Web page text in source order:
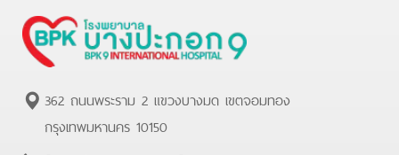
362 ถนนพระราม 2 แขวงบางมด เขตจอมทอง
กรุงเทพมหานคร 10150